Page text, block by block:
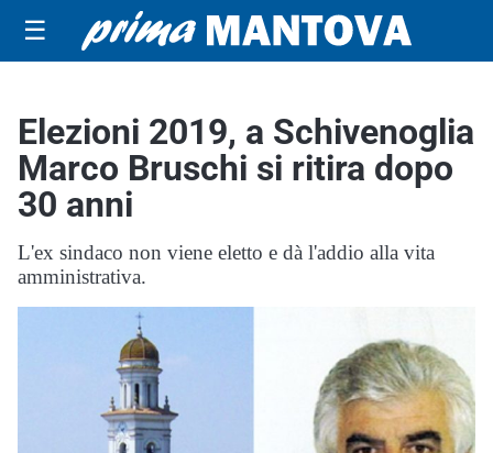
☰
Elezioni 2019, a Schivenoglia
Marco Bruschi si ritira dopo
30 anni
L'ex sindaco non viene eletto e dà l'addio alla vita
amministrativa.